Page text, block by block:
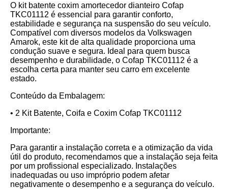
O kit batente coxim amortecedor dianteiro Cofap
TKC01112 é essencial para garantir conforto,
estabilidade e segurança na suspensão do seu veículo.
Compatível com diversos modelos da Volkswagen
Amarok, este kit de alta qualidade proporciona uma
condução suave e segura. Ideal para quem busca
desempenho e durabilidade, o Cofap TKC01112 é a
escolha certa para manter seu carro em excelente
estado.
Conteúdo da Embalagem:
• 2 Kit Batente, Coifa e Coxim Cofap TKC01112
Importante:
Para garantir a instalação correta e a otimização da vida
útil do produto, recomendamos que a instalação seja feita
por um profissional especializado. Instalações
inadequadas ou uso impróprio podem afetar
negativamente o desempenho e a segurança do veículo.